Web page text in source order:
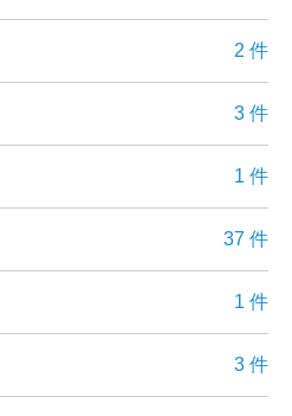
2 件
3 件
1 件
37 件
1 件
3 件